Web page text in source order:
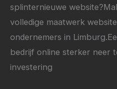
splinternieuwe
volledige maatwerk
ondernemers in
bedrijf online sterker neer
investering